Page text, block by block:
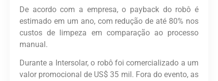
De acordo com a empresa, o payback do robô é
estimado em um ano, com redução de até 80% nos
custos de limpeza em comparação ao processo
manual.
Durante a Intersolar, o robô foi comercializado a um
valor promocional de US$ 35 mil. Fora do evento, as